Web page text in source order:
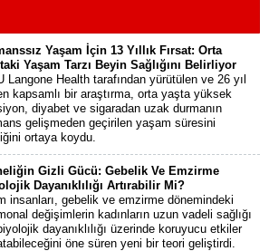
Yaşam İçin 13 Yıllık Fırsat: Orta
Yaşam Tarzı Beyin Sağlığını Belirliyor
Langone Health tarafından yürütülen ve 26 yıl
kapsamlı bir araştırma, orta yaşta yüksek
diyabet ve sigaradan uzak durmanın
gelişmeden geçirilen yaşam süresini
ortaya koydu.
Gizli Gücü: Gebelik Ve Emzirme
Dayanıklılığı Artırabilir Mi?
insanları, gebelik ve emzirme dönemindeki
değişimlerin kadınların uzun vadeli sağlığı
dayanıklılığı üzerinde koruyucu etkiler
öne süren yeni bir teori geliştirdi.